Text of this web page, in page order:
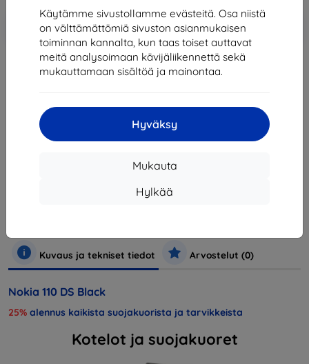
Käytämme sivustollamme evästeitä. Osa niistä
on välttämättömiä sivuston asianmukaisen
toiminnan kannalta, kun taas toiset auttavat
meitä analysoimaan kävijäliikennettä sekä
mukauttamaan sisältöä ja mainontaa.
Hyväksy
Mukauta
Hylkää
-10%
Alennus kupongilla
EXTRA10
Lisää
ostoskoriin
Loppuunmyyty
Kuvaus ja tekniset tiedot Arvostelut (0)
Nokia 110 DS Black
25% alennus kaikista suojakuorista ja tarvikkeista
Kotelot ja suojakuoret